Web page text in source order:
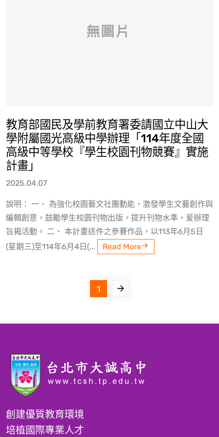
教育部國民及學前教育署委請國立中山大
學附屬國光高級中學辦理「114年度全國
高級中等學校『學生校園刊物競賽』實施
計畫」
2025.04.07
說明： 一、 為強化校園藝文社團動能，激發學生文藝創作與
編輯創意，鼓勵學生校園刊物出版，提升刊物水準，爰辦理
旨揭活動。 二、 本計畫送件之參賽作品，以113年6月5日
(星期三)至114年6月4日(...
Read More
1
創建優質教育環境
培植國際專業人才